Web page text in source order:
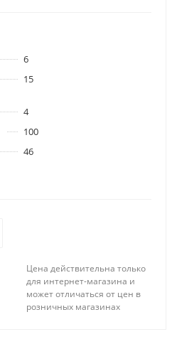
6
15
4
100
46
Цена действительна только
для интернет-магазина и
может отличаться от цен в
розничных магазинах